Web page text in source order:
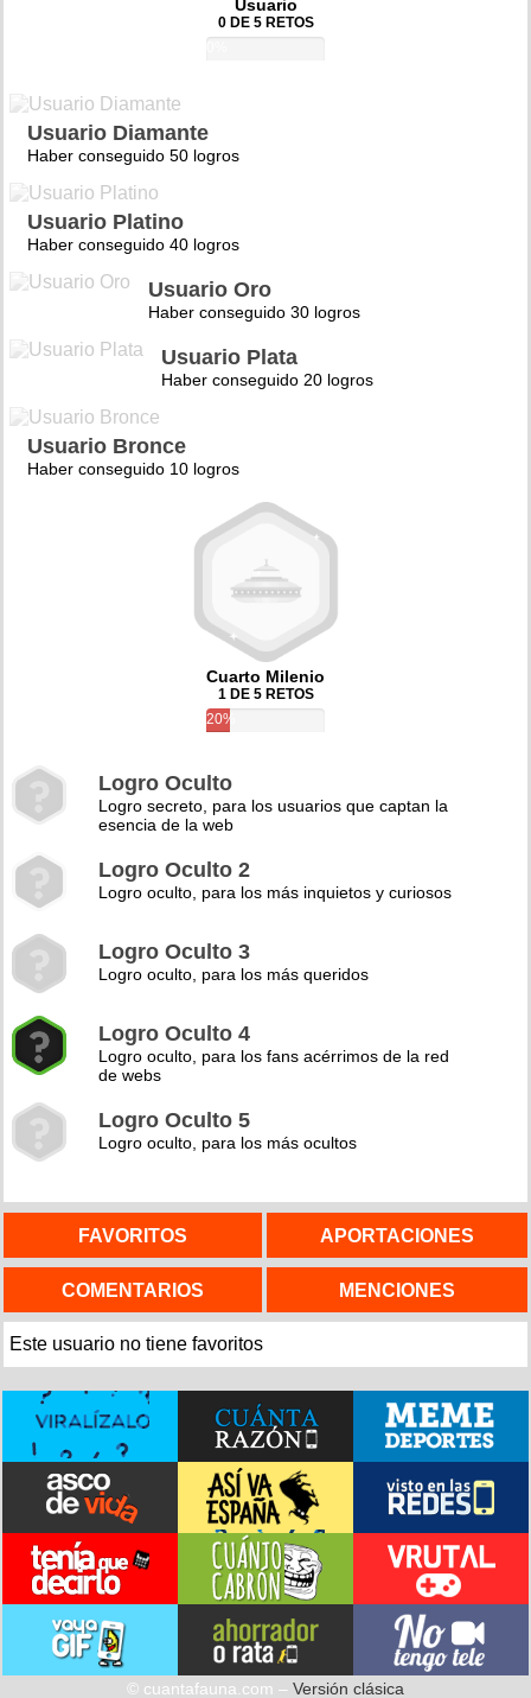
Usuario
0 DE 5 RETOS
Usuario Diamante
Haber conseguido 50 logros
Usuario Platino
Haber conseguido 40 logros
Usuario Oro
Haber conseguido 30 logros
Usuario Plata
Haber conseguido 20 logros
Usuario Bronce
Haber conseguido 10 logros
Cuarto Milenio
1 DE 5 RETOS
20%
Logro Oculto
Logro secreto, para los usuarios que captan la
esencia de la web
Logro Oculto 2
Logro oculto, para los más inquietos y curiosos
Logro Oculto 3
Logro oculto, para los más queridos
Logro Oculto 4
Logro oculto, para los fans acérrimos de la red
de webs
Logro Oculto 5
Logro oculto, para los más ocultos
FAVORITOS APORTACIONES
COMENTARIOS MENCIONES
Este usuario no tiene favoritos
© cuantafauna.com – Versión clásica